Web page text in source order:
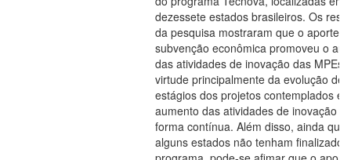
dezessete estados brasileiros. Os
da pesquisa mostraram que o aporte
subvenção econômica promoveu o
das atividades de inovação das MPEs,
virtude principalmente da evolução de
estágios dos projetos contemplados e
aumento das atividades de inovação
forma contínua. Além disso, ainda que
alguns estados não tenham finalizado